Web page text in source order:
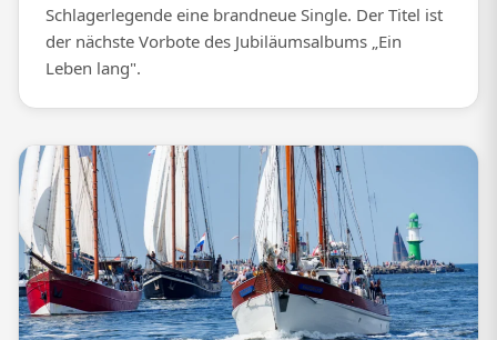
Schlagerlegende eine brandneue Single. Der Titel ist
der nächste Vorbote des Jubiläumsalbums „Ein
Leben lang".